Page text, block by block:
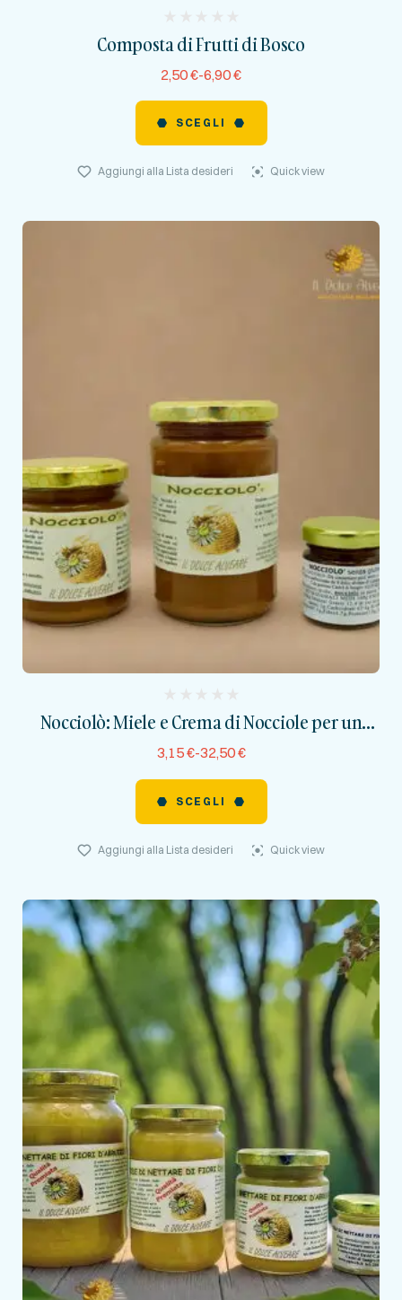
Composta di Frutti di Bosco
reviews)
2,50€-6,90€
SCEGLI
Aggiungi alla Lista desideri Quick view
Nocciolò: Miele e Crema di Nocciole per un
Gusto Avvolgente
reviews)
3,15€-32,50€
SCEGLI
Aggiungi alla Lista desideri Quick view